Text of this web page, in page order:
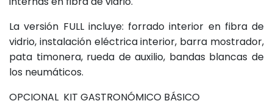
La versión FULL incluye: forrado interior en fibra de
vidrio, instalación eléctrica interior, barra mostrador,
pata timonera, rueda de auxilio, bandas blancas de
los neumáticos.
OPCIONAL KIT GASTRONÓMICO BÁSICO